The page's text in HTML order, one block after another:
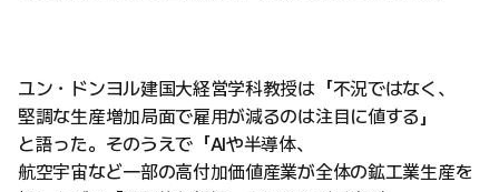
ユン・ドンヨル建国大経営学科教授は「不況ではなく、
堅調な生産増加局面で雇用が減るのは注目に値する」
と語った。そのうえで「AIや半導体、
航空宇宙など一部の高付加価値産業が全体の鉱工業生産を